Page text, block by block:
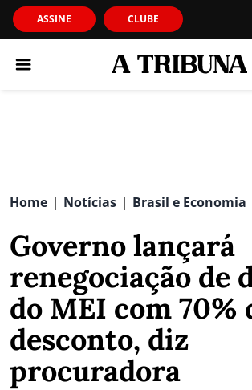
ASSINE CLUBE
Home | Notícias | Brasil e Economia
Governo lançará
renegociação de
do MEI com 70%
desconto, diz
procuradora